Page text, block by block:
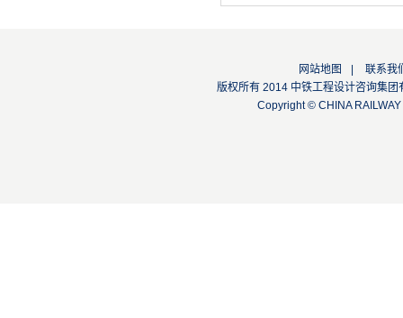
网站地图
联系我
版权所有 2014 中铁工程设计咨询
Copyright © CHINA